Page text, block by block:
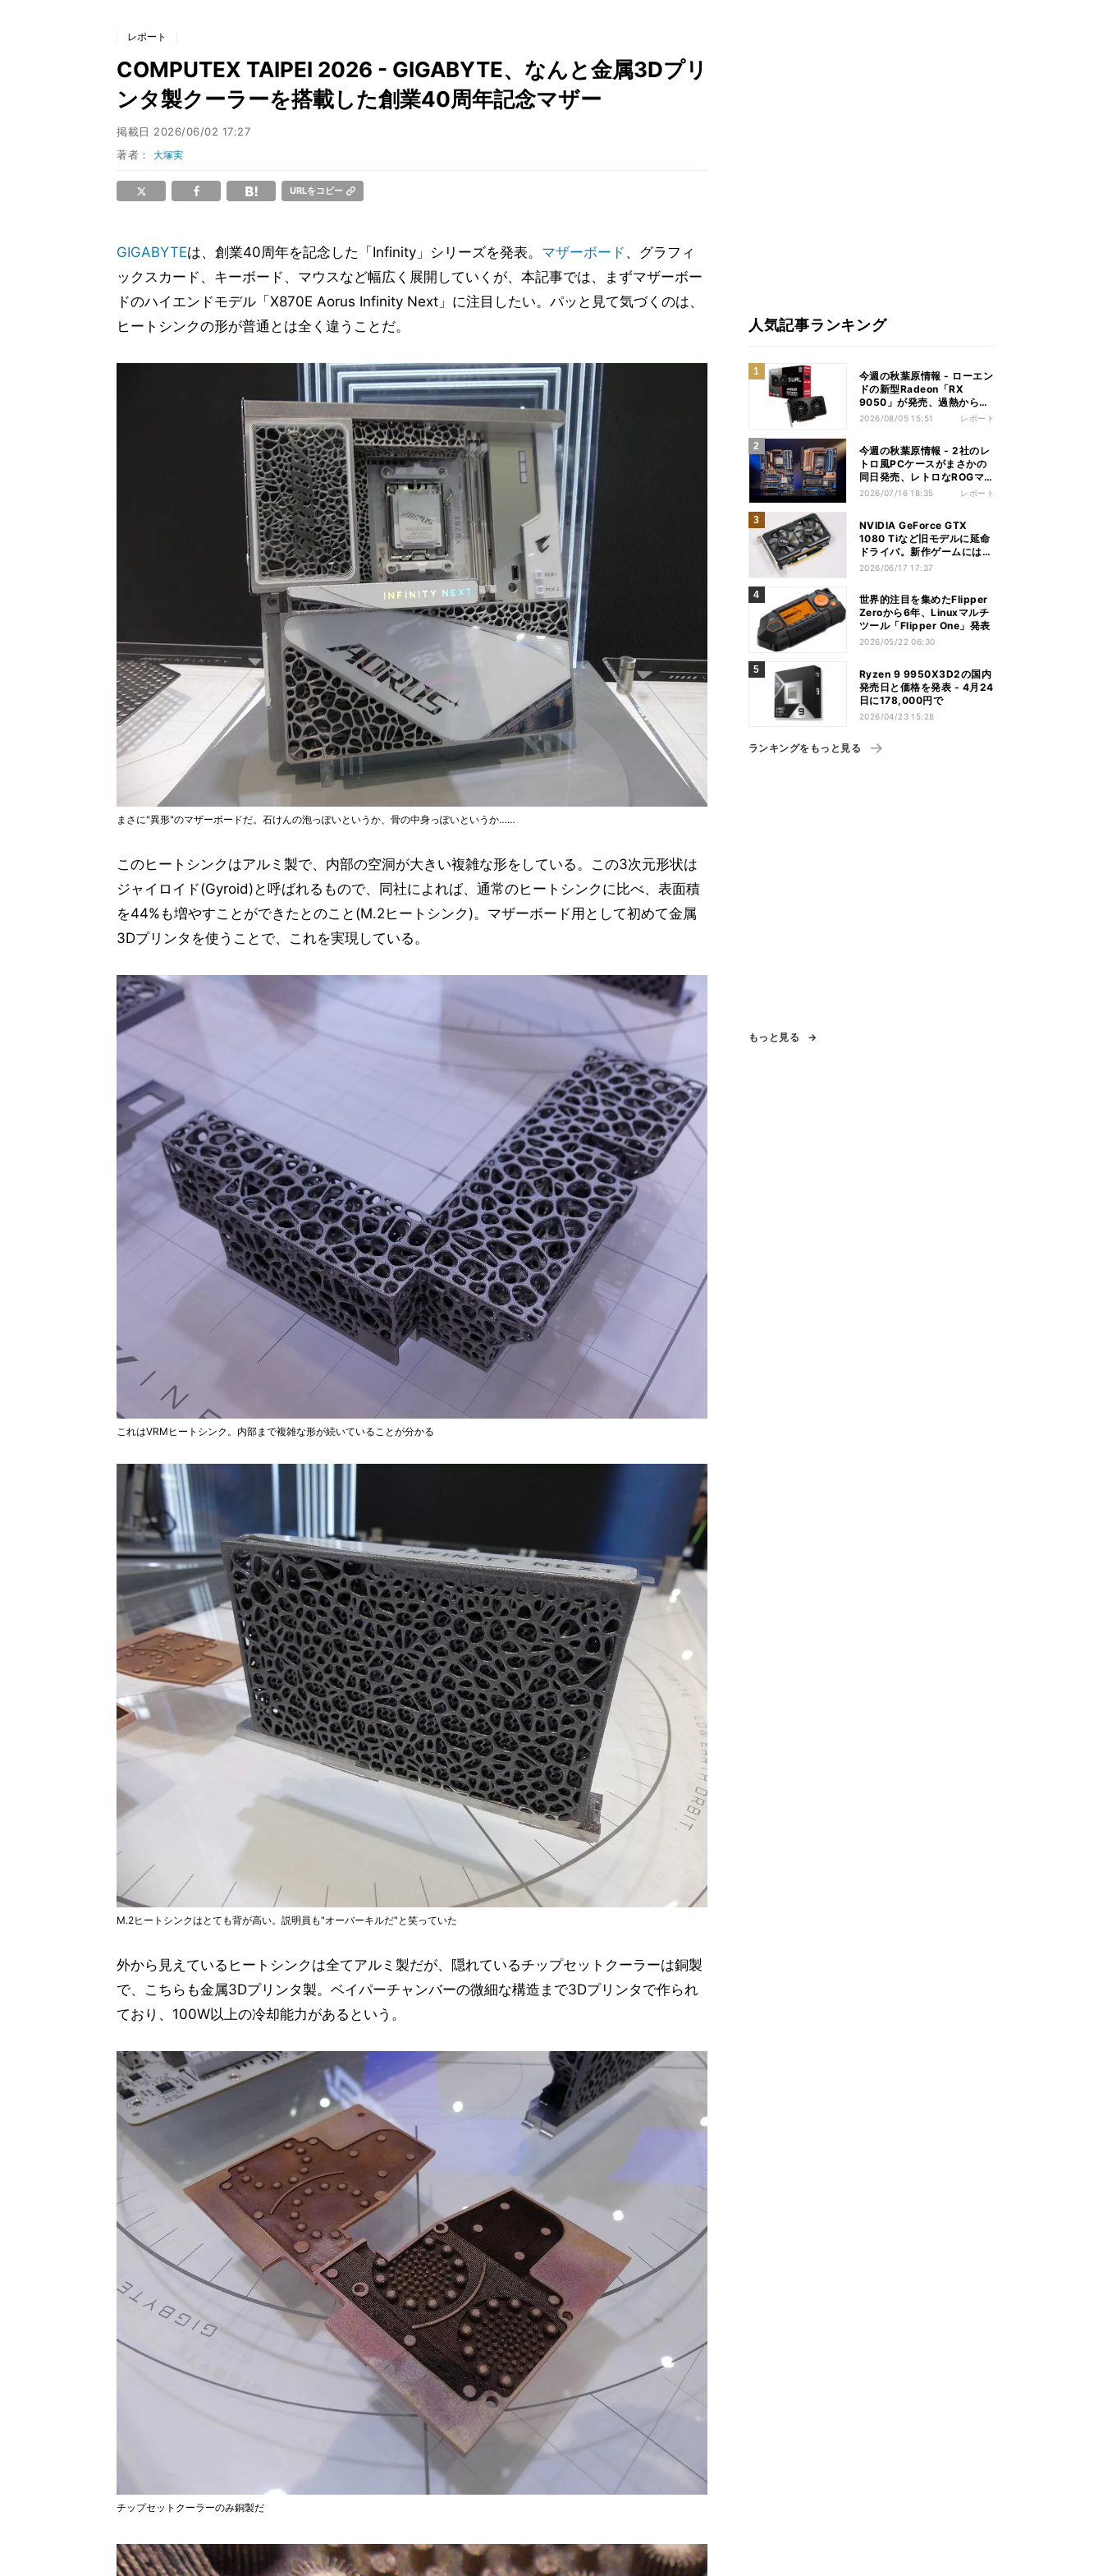
レポート
COMPUTEX TAIPEI 2026 - GIGABYTE、なんと金属3Dプリ
ンタ製クーラーを搭載した創業40周年記念マザー
掲載日 2026/06/02 17:27
著者：大塚実
URLをコピー
GIGABYTEは、創業40周年を記念した「Infinity」シリーズを発表。 マザーボード 、グラフィ
ックスカード、キーボード、マウスなど幅広く展開していくが、本記事では、まずマザーボー
ドのハイエンドモデル「X870E Aorus Infinity Next」に注目したい。パッと見て気づくのは、
ヒートシンクの形が普通とは全く違うことだ。
まさに"異形"のマザーボードだ。石けんの泡っぽいというか、骨の中身っぽいというか……
このヒートシンクはアルミ製で、内部の空洞が大きい複雑な形をしている。この3次元形状は
ジャイロイド(Gyroid)と呼ばれるもので、同社によれば、通常のヒートシンクに比べ、表面積
を44%も増やすことができたとのこと(M.2ヒートシンク)。マザーボード用として初めて金属
3Dプリンタを使うことで、これを実現している。
これはVRMヒートシンク。内部まで複雑な形が続いていることが分かる
M.2ヒートシンクはとても背が高い。説明員も"オーバーキルだ"と笑っていた
外から見えているヒートシンクは全てアルミ製だが、隠れているチップセットクーラーは銅製
で、こちらも金属3Dプリンタ製。ベイパーチャンバーの微細な構造まで3Dプリンタで作られ
ており、100W以上の冷却能力があるという。
チップセットクーラーのみ銅製だ
人気記事ランキング
今週の秋葉原情報 - ローエン
ドの新型Radeon「RX
9050」が発売、過熱から守
れる電源ケーブルも
2026/08/05 15:51 レポート
今週の秋葉原情報 - 2社のレ
トロ風PCケースがまさかの
同日発売、レトロなROGマザ
ーも登場
2026/07/16 18:35 レポート
NVIDIA GeForce GTX
1080 Tiなど旧モデルに延命
ドライバ。新作ゲームには非
対応
2026/06/17 17:37
世界的注目を集めたFlipper
Zeroから6年、Linuxマルチ
ツール「Flipper One」発表
2026/05/22 06:30
Ryzen 9 9950X3D2の国内
発売日と価格を発表 - 4月24
日に178,000円で
2026/04/23 15:28
ランキングをもっと見る
もっと見る